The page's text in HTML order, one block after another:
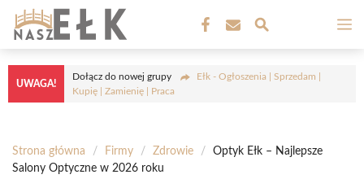
Przejdź
treści
UWAGA!
Dołącz do nowej grupy
Ełk - Ogłoszenia | Sprzedam |
Kupię | Zamienię | Praca
Strona główna / Firmy / Zdrowie /
Optyk Ełk – Najlepsze
Salony Optyczne w 2026 roku